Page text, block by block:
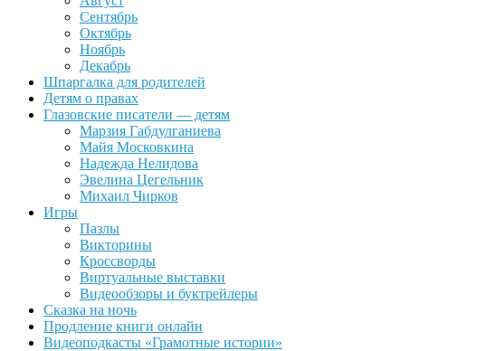
Сентябрь
Октябрь
Ноябрь
Декабрь
Шпаргалка для родителей
Детям о правах
Глазовские писатели — детям
Марзия Габдулганиева
Майя Московкина
Надежда Нелидова
Эвелина Цегельник
Михаил Чирков
Игры
Пазлы
Викторины
Кроссворды
Виртуальные выставки
Видеообзоры и буктрейлеры
Сказка на ночь
Продление книги онлайн
Видеоподкасты «Грамотные истории»